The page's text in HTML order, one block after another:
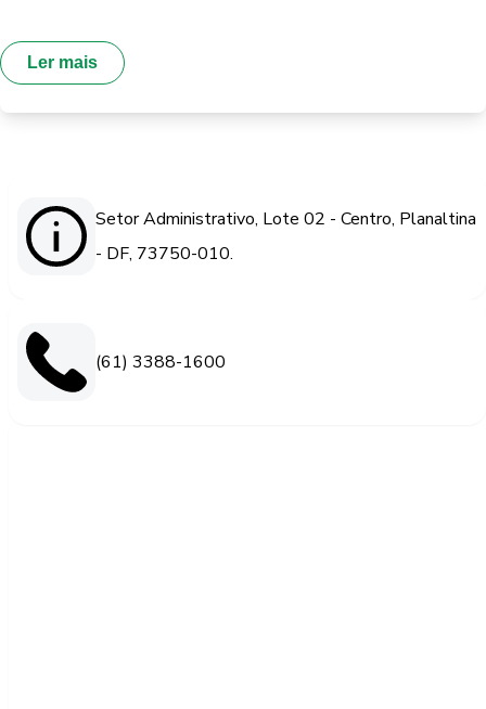
Ler mais
Setor Administrativo, Lote 02 - Centro, Planaltina
- DF, 73750-010.
(61) 3388-1600